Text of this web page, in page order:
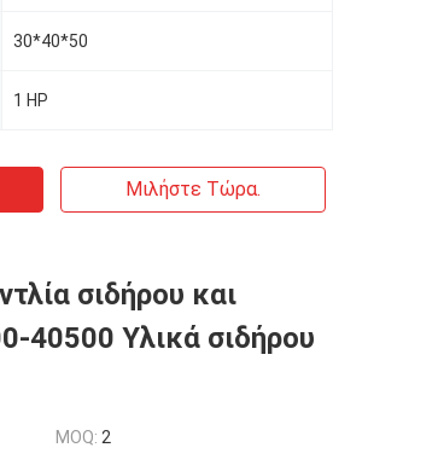
30*40*50
1 HP
Μιλήστε Τώρα.
σιδήρου και
40500 Υλικά σιδήρου
MOQ: 2